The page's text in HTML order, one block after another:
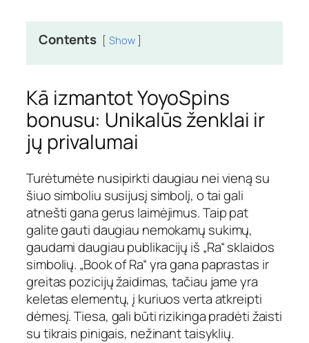
Contents Show
Kā izmantot YoyoSpins
bonusu: Unikalūs ženklai ir
jų privalumai
Turėtumėte nusipirkti daugiau nei vieną su
šiuo simboliu susijusį simbolį, o tai gali
atnešti gana gerus laimėjimus. Taip pat
galite gauti daugiau nemokamų sukimų,
gaudami daugiau publikacijų iš „Ra“ sklaidos
simbolių. „Book of Ra“ yra gana paprastas ir
greitas pozicijų žaidimas, tačiau jame yra
keletas elementų, į kuriuos verta atkreipti
dėmesį. Tiesa, gali būti rizikinga pradėti žaisti
su tikrais pinigais, nežinant taisyklių.